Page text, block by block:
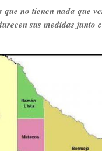
que no tienen nada que
sus medidas junto